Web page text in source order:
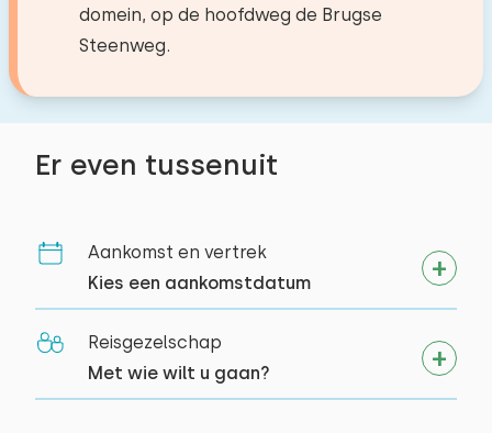
Er even tussenuit
Aankomst en vertrek
Kies een aankomstdatum
Reisgezelschap
Met wie wilt u gaan?
domein, op de hoofdweg de Brugse
Steenweg.